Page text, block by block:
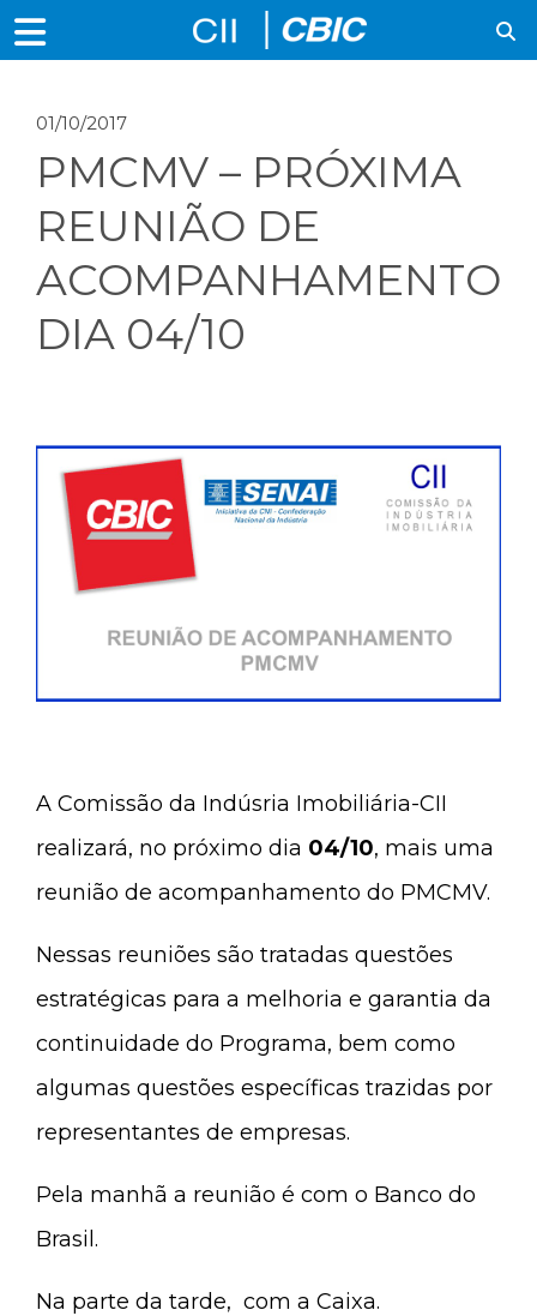
01/10/2017
PMCMV – PRÓXIMA
REUNIÃO DE
ACOMPANHAMENTO
DIA 04/10
A Comissão da Indúsria Imobiliária-CII
realizará, no próximo dia 04/10, mais uma
reunião de acompanhamento do PMCMV.
Nessas reuniões são tratadas questões
estratégicas para a melhoria e garantia da
continuidade do Programa, bem como
algumas questões específicas trazidas por
representantes de empresas.
Pela manhã a reunião é com o Banco do
Brasil.
Na parte da tarde, com a Caixa.